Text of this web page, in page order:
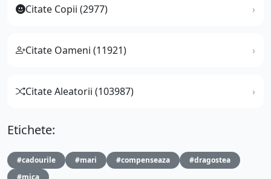
Citate Copii (2977)
Citate Oameni (11921)
Citate Aleatorii (103987)
Etichete:
#cadourile #mari #compenseaza
#dragostea
#mica